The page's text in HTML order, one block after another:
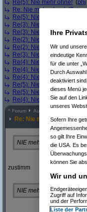
Re(5): Nie mehr ohne! (phj
Re: Nie mehr ohne!(
Re(5): Nie mehr ohne!
Re(3): Nie mehr ohne!
Re(3): Nie mehr ohne!(phj
Re(2): Nie mehr ohne!
Re(2): Nie mehr ohne!(
Re(3): Nie mehr ohne!(
Re(4): Nie mehr ohne!(
Re(4): Nie mehr ohne!(phj
Re(4): Nie mehr ohne!
Re(5): Nie mehr ohne! (phj
Re(5): Nie mehr ohne!(phj
Re(4): Nie mehr ohne!(
^ Forum Auto & Motorrad
Re: Nie mehr ohne!
NIE mehr ein Auto OHNE
zustimm
NIE mehr ein Auto OHNE
Ihre
Wir und unsere
eindeutige
für die unter
Durch
deaktiviert
dieses Menü
Sie auf den
unseres
Sofern Ihre
so gilt Ihre
die USA. Es
können Sie
Wir und
Zugriff auf
und der
Liste der